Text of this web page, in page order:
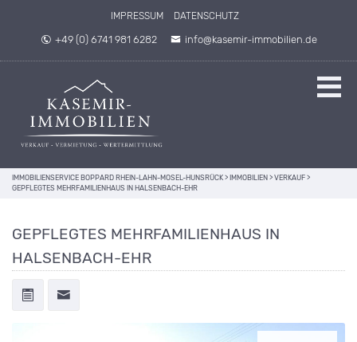
IMPRESSUM DATENSCHUTZ
+49 (0) 6741 981 6282 info@kasemir-immobilien.de
IMMOBILIENSERVICE BOPPARD RHEIN-LAHN-MOSEL-HUNSRÜCK > IMMOBILIEN > VERKAUF >
GEPFLEGTES MEHRFAMILIENHAUS IN HALSENBACH-EHR
GEPFLEGTES MEHRFAMILIENHAUS IN
HALSENBACH-EHR